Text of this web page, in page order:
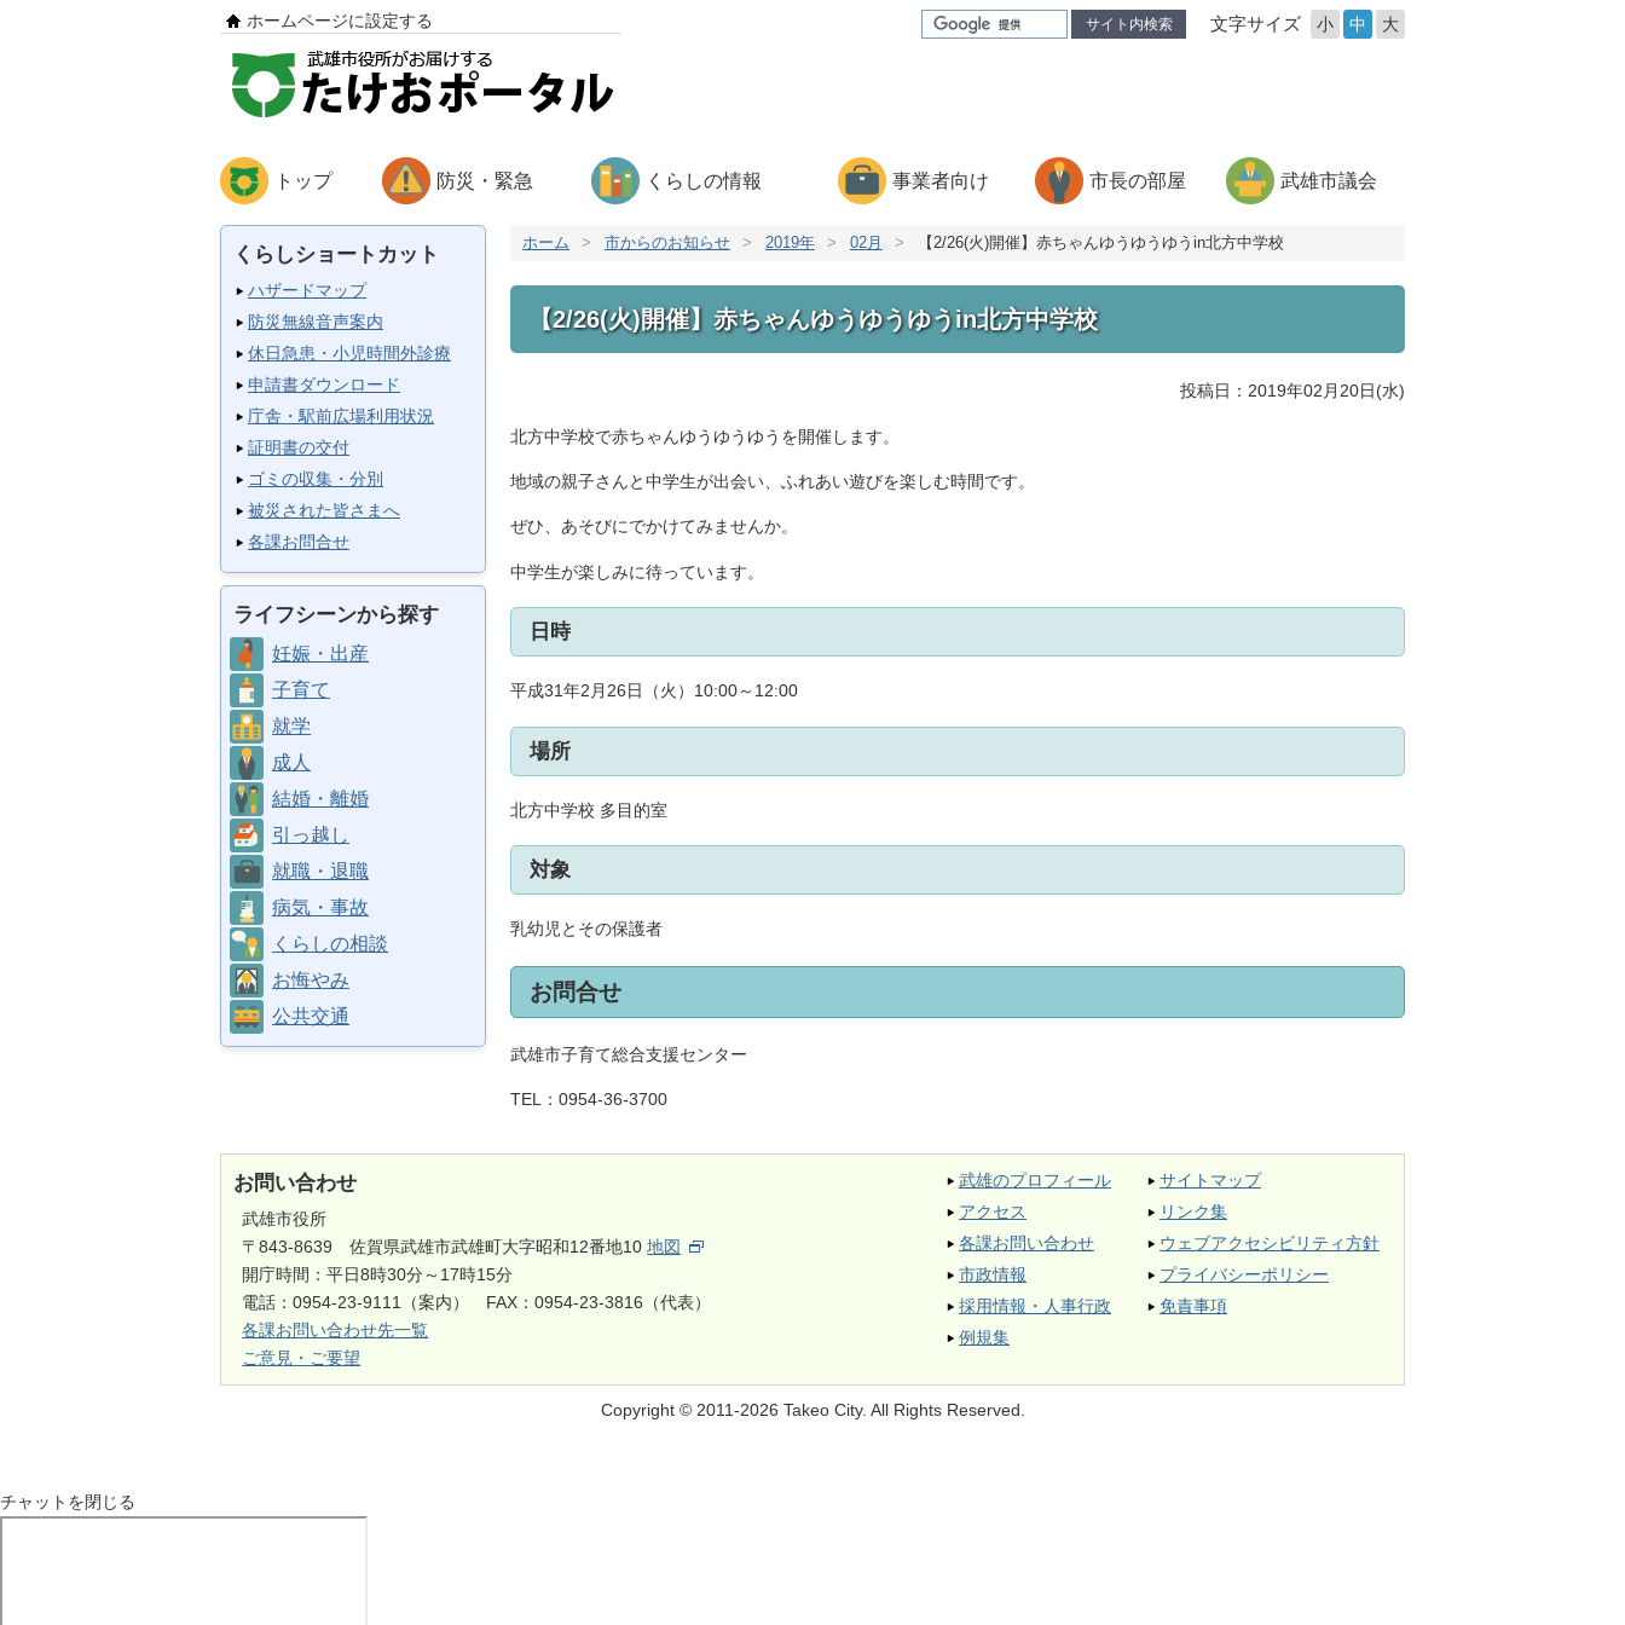
サイト内検索 文字サイズ 小 中 大
ホームページに設定する
トップ 防災・緊急 くらしの情報 事業者向け 市長の部屋 武雄市議会
くらしショートカット
ハザードマップ
防災無線音声案内
休日急患・小児時間外診療
申請書ダウンロード
庁舎・駅前広場利用状況
証明書の交付
ゴミの収集・分別
被災された皆さまへ
各課お問合せ
ライフシーンから探す
妊娠・出産
子育て
就学
成人
結婚・離婚
引っ越し
就職・退職
病気・事故
くらしの相談
お悔やみ
公共交通
ホーム > 市からのお知らせ > 2019年 > 02月 > 【2/26(火)開催】赤ちゃんゆうゆうゆうin北方中学校
【2/26(火)開催】赤ちゃんゆうゆうゆうin北方中学校
投稿日：2019年02月20日(水)
北方中学校で赤ちゃんゆうゆうゆうを開催します。
地域の親子さんと中学生が出会い、ふれあい遊びを楽しむ時間です。
ぜひ、あそびにでかけてみませんか。
中学生が楽しみに待っています。
日時
平成31年2月26日（火）10:00～12:00
場所
北方中学校 多目的室
対象
乳幼児とその保護者
お問合せ
武雄市子育て総合支援センター
TEL： 0954-36-3700
お問い合わせ
武雄市役所
〒843-8639 佐賀県武雄市武雄町大字昭和12番地10地図
開庁時間：平日8時30分～17時15分
電話：0954-23-9111（案内） FAX：0954-23-3816（代表）
各課お問い合わせ先一覧
ご意見・ご要望
武雄のプロフィール
アクセス
各課お問い合わせ
市政情報
採用情報・人事行政
例規集
サイトマップ
リンク集
ウェブアクセシビリティ方針
プライバシーポリシー
免責事項
Copyright © 2011-2026 Takeo City. All Rights Reserved.
チャットを閉じる